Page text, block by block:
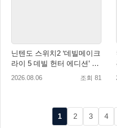
닌텐도 스위치2 ‘데빌메이크
라이 5 데빌 헌터 에디션’ 패
키지 제품 8월 7일 예약판매
2026.08.06 조회 81
1 2 3 4